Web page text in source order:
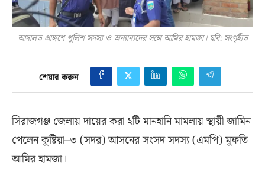
আদালত প্রাঙ্গণে পুলিশ সদস্য ও অন্যান্যদের সঙ্গে আমির হামজা। ছবি: সংগৃহীত
শেয়ার করুন
সিরাজগঞ্জ জেলায় দায়ের করা ২টি মানহানি মামলায় স্থায়ী জামিন
পেলেন কুষ্টিয়া–৩ (সদর)আসনের সংসদ সদস্য(এমপি)মুফতি
আমির হামজা।